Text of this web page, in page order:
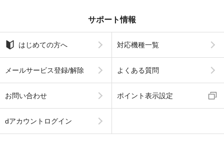
サポート情報
はじめての方へ 対応機種一覧
メールサービス登録/解除 よくある質問
お問い合わせ ポイント表示設定
dアカウントログイン